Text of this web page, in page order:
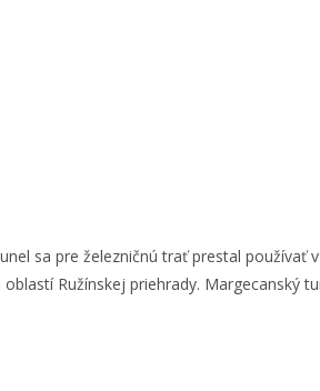
sa pre železničnú trať prestal
Ružínskej priehrady. Margecanský